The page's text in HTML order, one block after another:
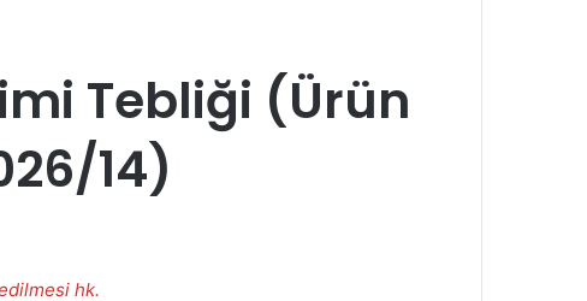
Tebliği (Ürün
14)
hk.